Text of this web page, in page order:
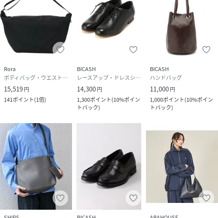
Rora
ボディバッグ・ウエストポーチ
15,519円
141ポイント(1倍)
BICASH
レースアップ・ドレスシューズ
14,300円
1,300ポイント(10%ポイン
トバック)
BICASH
ハンドバッグ
11,000円
1,000ポイント(10%ポイン
トバック)